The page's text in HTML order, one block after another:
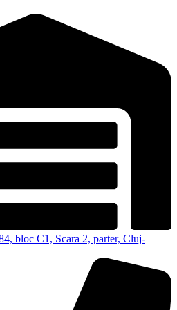
bloc C1, Scara 2, parter, Cluj-